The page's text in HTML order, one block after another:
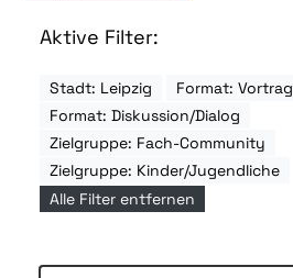
Aktive Filter:
Stadt: Leipzig
Format: Vortrag
Format: Diskussion/Dialog
Zielgruppe: Fach-Community
Zielgruppe: Kinder/Jugendliche
Alle Filter entfernen